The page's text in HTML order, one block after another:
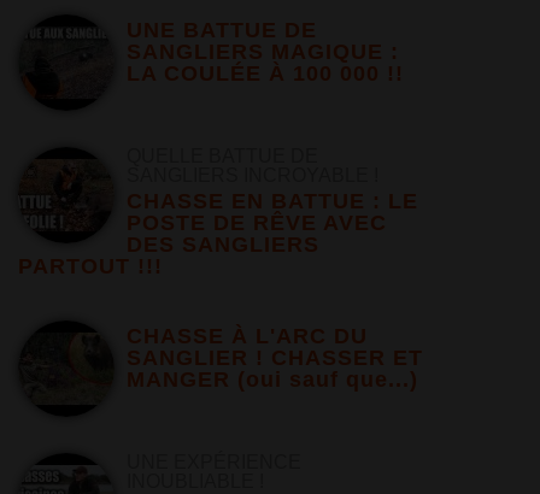
UNE BATTUE DE
SANGLIERS MAGIQUE :
LA COULÉE À 100 000 !!
CHASSE EN BATTUE : LE
POSTE DE RÊVE AVEC
DES SANGLIERS
PARTOUT !!!
CHASSE À L'ARC DU
SANGLIER ! CHASSER ET
MANGER (oui sauf que...)